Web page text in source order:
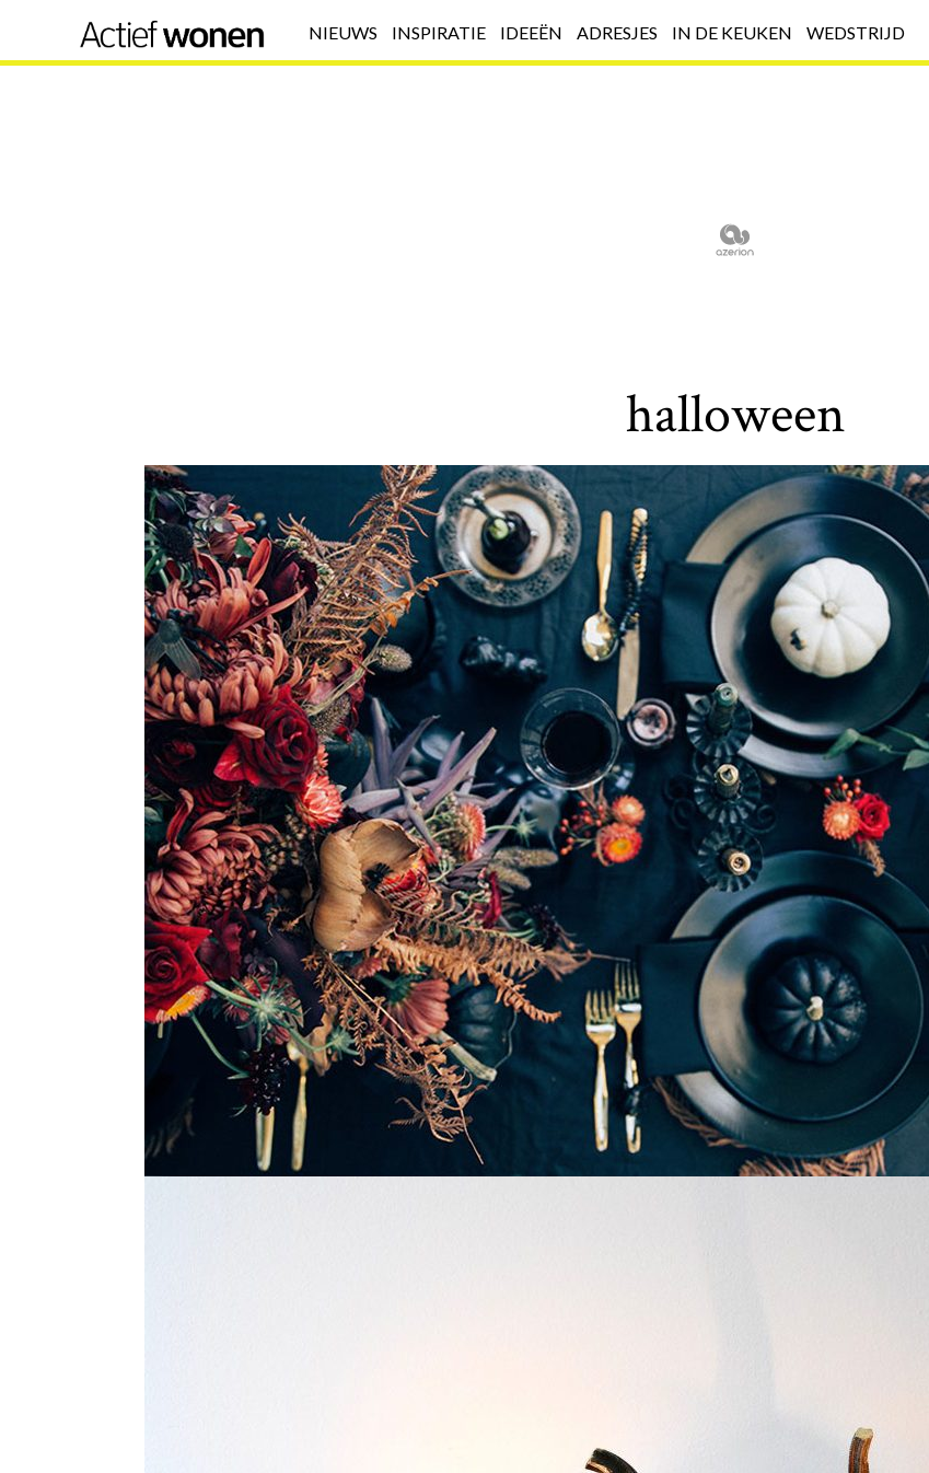
NIEUWS INSPIRATIE IDEEËN ADRESJES IN DE KEUKEN WEDSTRIJD
halloween